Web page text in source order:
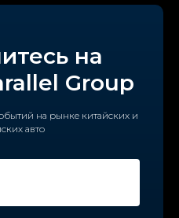
на
Group
на рынке китайских и
авто